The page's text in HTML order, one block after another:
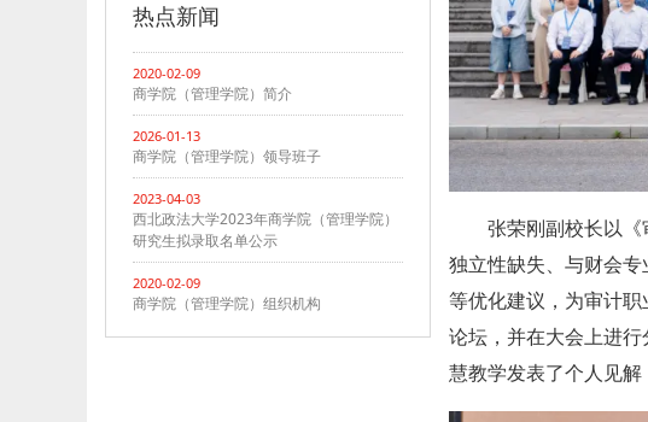
热点新闻
2020-02-09
商学院（管理学院）简介
2026-01-13
商学院（管理学院）领导班子
2023-04-03
西北政法大学2023年商学院（管理学院）
研究生拟录取名单公示
2020-02-09
商学院（管理学院）组织机构
张荣刚副校长以
独立性缺失、与财会
等优化建议，为审计
论坛，并在大会上进
慧教学发表了个人见解